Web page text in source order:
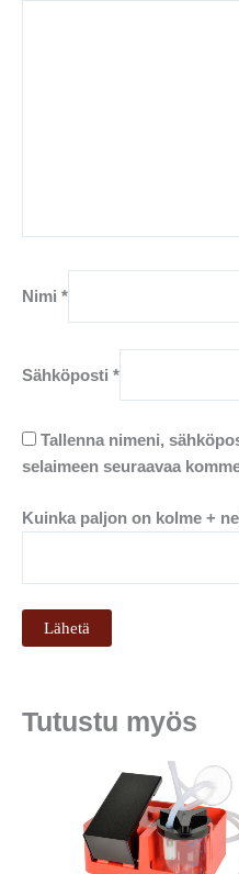
Nimi *
Sähköposti *
Tallenna nimeni,
selaimeen seuraavaa
Kuinka paljon on kolme +
Tutustu myös